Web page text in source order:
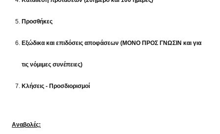
Προσθήκες
Εξώδικα και επιδόσεις αποφάσεων (ΜΟΝΟ ΠΡΟΣ ΓΝΩΣΙΝ και για
τις νόμιμες συνέπειες)
Κλήσεις - Προσδιορισμοί
Αναβολές: